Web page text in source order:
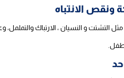
الانتباه
و النسيان ، الارتباك والتململ،